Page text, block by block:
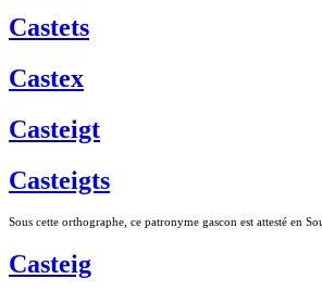
Castets
Castex
Casteigt
Casteigts
Sous cette orthographe, ce patronyme gascon est attesté en
Casteig